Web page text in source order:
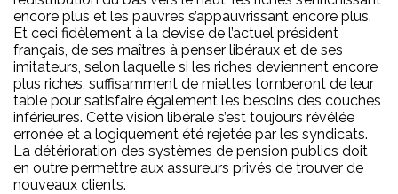
encore plus et les pauvres s’appauvrissant encore plus.
Et ceci fidèlement à la devise de l’actuel président
français, de ses maîtres à penser libéraux et de ses
imitateurs, selon laquelle si les riches deviennent encore
plus riches, suffisamment de miettes tomberont de leur
table pour satisfaire également les besoins des couches
inférieures. Cette vision libérale s’est toujours révélée
erronée et a logiquement été rejetée par les syndicats.
La détérioration des systèmes de pension publics doit
en outre permettre aux assureurs privés de trouver de
nouveaux clients.